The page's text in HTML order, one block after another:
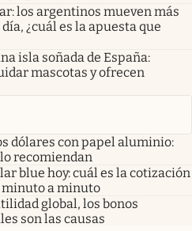
los argentinos mueven más
¿cuál es la apuesta que
isla soñada de España:
mascotas y ofrecen
dólares con papel aluminio:
recomiendan
blue hoy: cuál es la cotización
minuto a minuto
global, los bonos
son las causas